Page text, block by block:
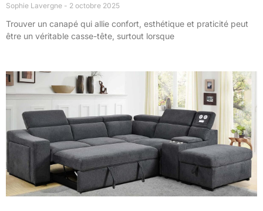
Sophie Lavergne 2 octobre 2025
Trouver un canapé qui allie confort, esthétique et praticité peut
être un véritable casse-tête, surtout lorsque